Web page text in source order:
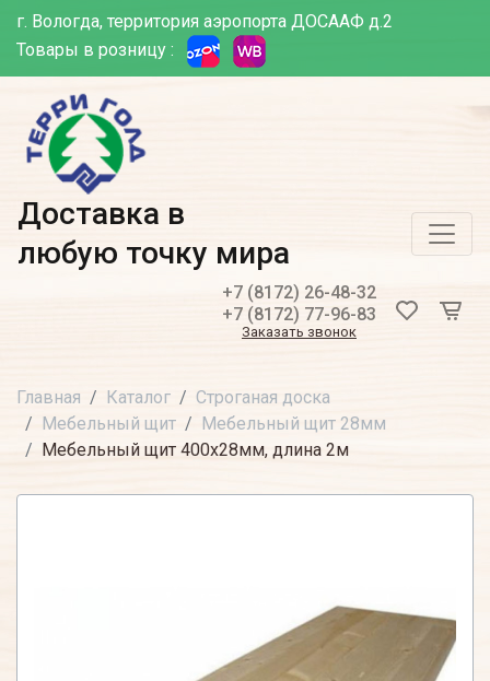
г. Вологда, территория аэропорта ДОСААФ д.2
Товары в розницу :
Доставка в
любую точку мира
+7 (8172) 26-48-32
+7 (8172) 77-96-83
Заказать звонок
Главная Каталог
Строганая доска
Мебельный щит
Мебельный щит 28мм
Мебельный щит 400х28мм, длина 2м